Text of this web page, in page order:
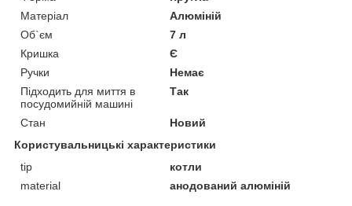
Матеріал
Алюміній
Об`єм
7 л
Кришка
Є
Ручки
Немає
Підходить для миття в
посудомийній машині
Так
Стан
Новий
Користувальницькі характеристики
tip
котли
material
анодований алюміній